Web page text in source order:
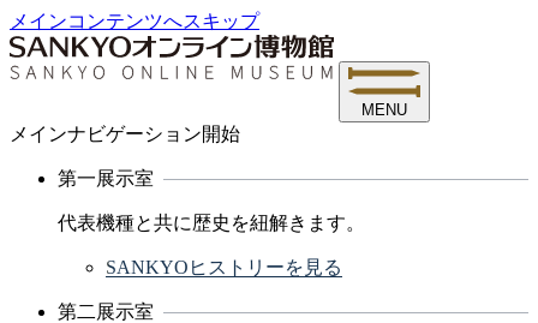
メインコンテンツへスキップ
MENU
メインナビゲーション開始
第一展示室
代表機種と共に歴史を紐解きます。
SANKYOヒストリーを見る
第二展示室